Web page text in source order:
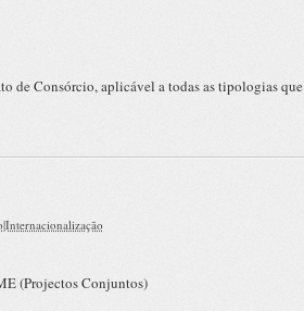
de Consórcio, aplicável a todas as tipologias que
(Projectos Conjuntos)